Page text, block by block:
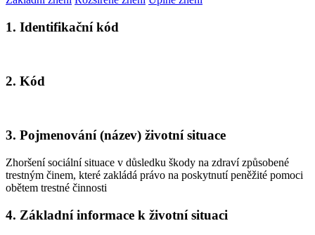
1. Identifikační kód
2. Kód
3. Pojmenování (název) životní situace
Zhoršení sociální situace v důsledku škody na zdraví způsobené
trestným činem, které zakládá právo na poskytnutí peněžité pomoci
obětem trestné činnosti
4. Základní informace k životní situaci